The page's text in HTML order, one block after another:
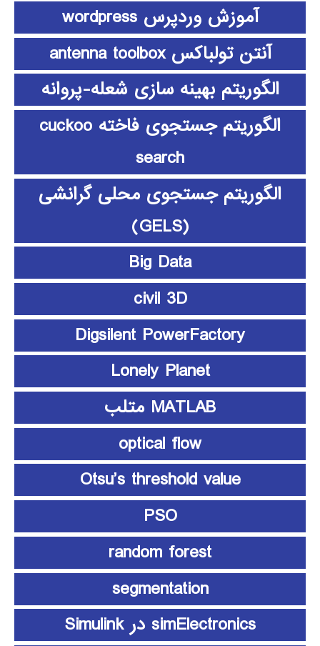
آموزش وردپرس wordpress
آنتن تولباکس antenna toolbox
الگوریتم بهینه سازی شعله-پروانه
الگوریتم جستجوی فاخته cuckoo
search
الگوریتم جستجوی محلی گرانشی
(GELS)
Big Data
civil 3D
Digsilent PowerFactory
Lonely Planet
MATLAB متلب
optical flow
Otsu’s threshold value
PSO
random forest
segmentation
simElectronics در Simulink